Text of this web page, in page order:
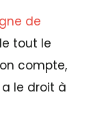
de
tout le
compte,
le droit à